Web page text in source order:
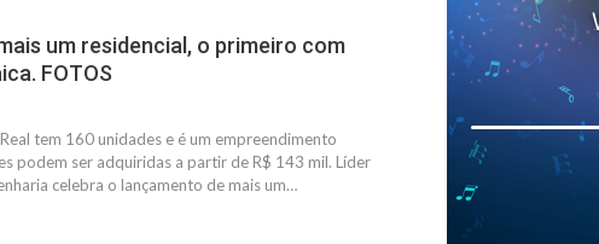
um residencial, o primeiro com
FOTOS
tem 160 unidades e é um empreendimento
podem ser adquiridas a partir de R$ 143 mil. Líder
celebra o lançamento de mais um…